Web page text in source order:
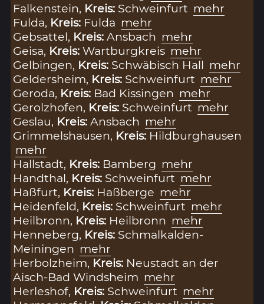
Falkenstein, Kreis: Schweinfurt mehr
Fulda, Kreis: Fulda mehr
Gebsattel, Kreis:Ansbach mehr
Geisa, Kreis:Wartburgkreis mehr
Gelbingen, Kreis: Schwäbisch Hall mehr
Geldersheim, Kreis: Schweinfurt mehr
Geroda, Kreis: Bad Kissingen mehr
Gerolzhofen, Kreis: Schweinfurt mehr
Geslau, Kreis:Ansbach mehr
Grimmelshausen, Kreis: Hildburghausen
mehr
Hallstadt, Kreis: Bamberg mehr
Handthal, Kreis: Schweinfurt mehr
Haßfurt, Kreis: Haßberge mehr
Heidenfeld, Kreis: Schweinfurt mehr
Heilbronn, Kreis: Heilbronn mehr
Henneberg, Kreis: Schmalkalden-
Meiningen mehr
Herbolzheim, Kreis: Neustadt an der
Aisch-Bad Windsheim mehr
Herleshof, Kreis: Schweinfurt mehr